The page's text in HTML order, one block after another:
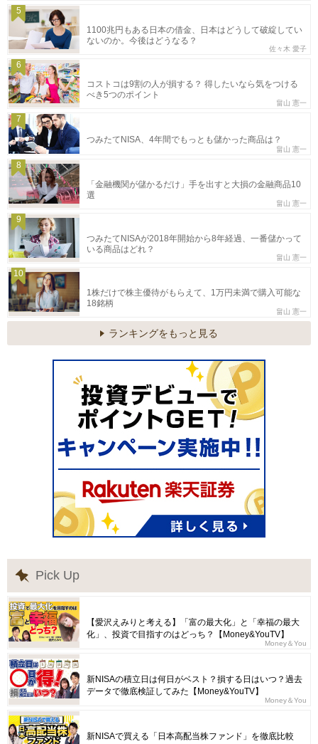
5
1100兆円もある日本の借金、日本はどうして破綻してい
ないのか。今後はどうなる？
佐々木 愛子
6
コストコは9割の人が損する？ 得したいなら気をつける
べき5つのポイント
畠山 憲一
7
つみたてNISA、4年間でもっとも儲かった商品は？
畠山 憲一
8
「金融機関が儲かるだけ」手を出すと大損の金融商品10
選
畠山 憲一
9
つみたてNISAが2018年開始から8年経過、一番儲かって
いる商品はどれ？
畠山 憲一
10
1株だけで株主優待がもらえて、1万円未満で購入可能な
18銘柄
畠山 憲一
ランキングをもっと見る
Pick Up
【愛沢えみりと考える】「富の最大化」と「幸福の最大
化」、投資で目指すのはどっち？【Money&YouTV】
Money＆You
新NISAの積立日は何日がベスト？損する日はいつ？過去
データで徹底検証してみた【Money&YouTV】
Money＆You
新NISAで買える「日本高配当株ファンド」を徹底比較